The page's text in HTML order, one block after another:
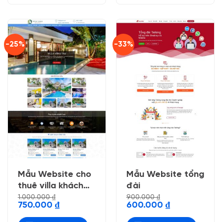
-25%
Mẫu Website cho
thuê villa khách
sạn
1.000.000₫
Giá
là:
750.000 ₫Giá
hiện
tại
-33%
Mẫu Website tổng
đài
900.000₫
Giá
là:
600.000 ₫Giá
hiện
tại